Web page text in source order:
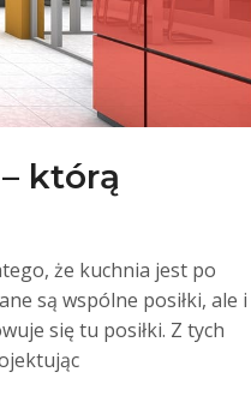
którą
że kuchnia jest po
są wspólne posiłki, ale i
się tu posiłki. Z tych